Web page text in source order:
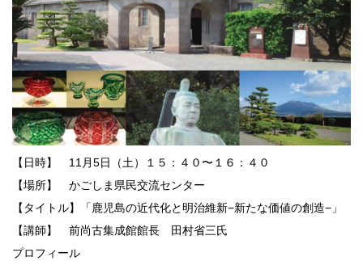
【日時】 11月5日（土）１５：４０〜１６：４０
【場所】 かごしま県民交流センター
【タイトル】「鹿児島の近代化と明治維新−新たな価値の創造−」
【講師】 前尚古集成館館長 田村省三氏
プロフィール